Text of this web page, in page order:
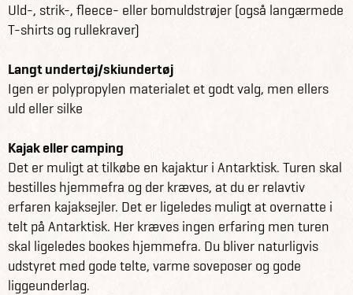
Uld-, strik-, fleece- eller bomuldstrøjer (også langærmede
T-shirts og rullekraver)
Langt undertøj/skiundertøj
Igen er polypropylen materialet et godt valg, men ellers
uld eller silke
Kajak eller camping
Det er muligt at tilkøbe en kajaktur i Antarktisk. Turen skal
bestilles hjemmefra og der kræves, at du er relavtiv
erfaren kajaksejler. Det er ligeledes muligt at overnatte i
telt på Antarktisk. Her kræves ingen erfaring men turen
skal ligeledes bookes hjemmefra. Du bliver naturligvis
udstyret med gode telte, varme soveposer og gode
liggeunderlag.